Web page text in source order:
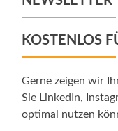
KOSTENLOS
Gerne zeigen wir
Sie LinkedIn,
optimal nutzen